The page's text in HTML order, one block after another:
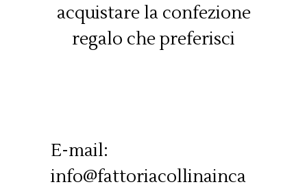
acquistare la confezione
regalo che preferisci
E-mail:
info@fattoriacollinainca